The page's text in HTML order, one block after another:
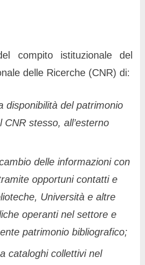
compito istituzionale del
delle Ricerche (CNR) di:
disponibilità del patrimonio
CNR stesso, all’esterno
delle informazioni con
opportuni contatti e
Università e altre
operanti nel settore e
patrimonio bibliografico;
a cataloghi collettivi nel